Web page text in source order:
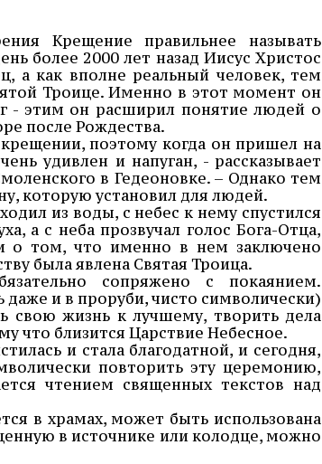
Крещение правильнее называть
более 2000 лет назад Иисус Христос
а как вполне реальный человек, тем
Троице. Именно в этот момент он
- этим он расширил понятие людей о
после Рождества.
поэтому когда он пришел на
удивлен и напуган, - рассказывает
в Гедеоновке. – Однако тем
которую установил для людей.
из воды, с небес к нему спустился
а с неба прозвучал голос Бога-Отца,
о том, что именно в нем заключено
была явлена Святая Троица.
сопряжено с покаянием.
даже и в проруби, чисто символически)
свою жизнь к лучшему, творить дела
что близится Царствие Небесное.
и стала благодатной, и сегодня,
повторить эту церемонию,
чтением священных текстов над
в храмах, может быть использована
в источнике или колодце, можно